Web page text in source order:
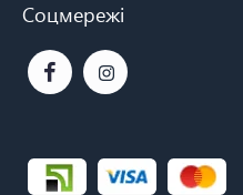
Соцмережі